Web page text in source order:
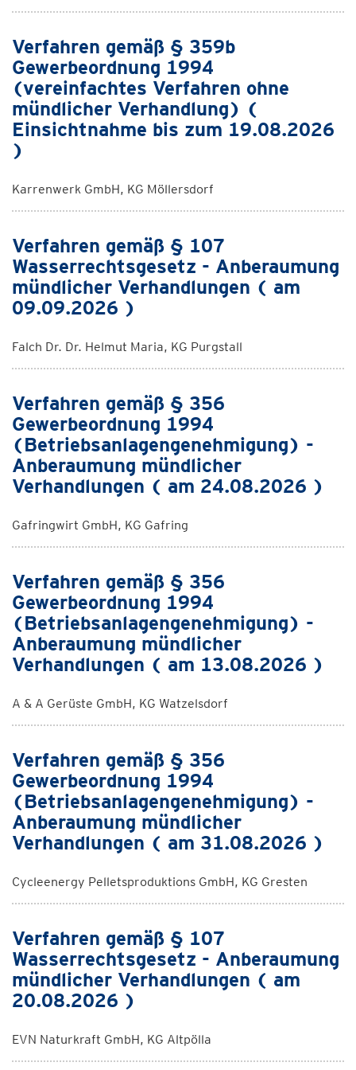
Verfahren gemäß § 359b
Gewerbeordnung 1994
(vereinfachtes Verfahren ohne
mündlicher Verhandlung) (
Einsichtnahme bis zum 19.08.2026
)
Karrenwerk GmbH, KG Möllersdorf
Verfahren gemäß § 107
Wasserrechtsgesetz - Anberaumung
mündlicher Verhandlungen ( am
09.09.2026 )
Falch Dr. Dr. Helmut Maria, KG Purgstall
Verfahren gemäß § 356
Gewerbeordnung 1994
(Betriebsanlagengenehmigung) -
Anberaumung mündlicher
Verhandlungen ( am 24.08.2026 )
Gafringwirt GmbH, KG Gafring
Verfahren gemäß § 356
Gewerbeordnung 1994
(Betriebsanlagengenehmigung) -
Anberaumung mündlicher
Verhandlungen ( am 13.08.2026 )
A & A Gerüste GmbH, KG Watzelsdorf
Verfahren gemäß § 356
Gewerbeordnung 1994
(Betriebsanlagengenehmigung) -
Anberaumung mündlicher
Verhandlungen ( am 31.08.2026 )
Cycleenergy Pelletsproduktions GmbH, KG Gresten
Verfahren gemäß § 107
Wasserrechtsgesetz - Anberaumung
mündlicher Verhandlungen ( am
20.08.2026 )
EVN Naturkraft GmbH, KG Altpölla